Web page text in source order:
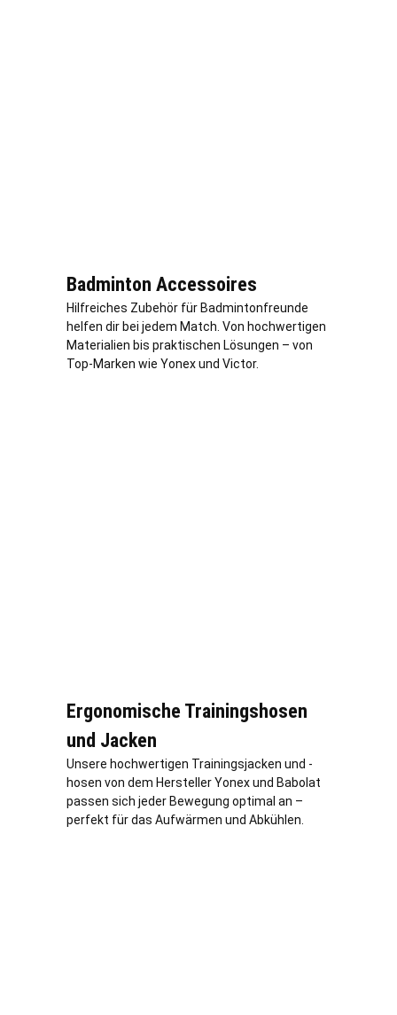
Badminton Accessoires
Hilfreiches Zubehör für Badmintonfreunde
helfen dir bei jedem Match. Von hochwertigen
Materialien bis praktischen Lösungen – von
Top-Marken wie Yonex und Victor.
Ergonomische Trainingshosen
und Jacken
Unsere hochwertigen Trainingsjacken und -
hosen von dem Hersteller Yonex und Babolat
passen sich jeder Bewegung optimal an –
perfekt für das Aufwärmen und Abkühlen.